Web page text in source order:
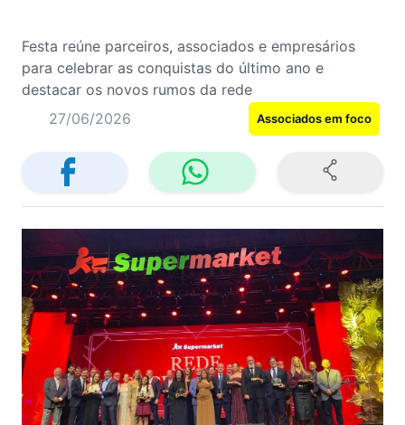
Festa reúne parceiros, associados e empresários
para celebrar as conquistas do último ano e
destacar os novos rumos da rede
27/06/2026
Associados em foco